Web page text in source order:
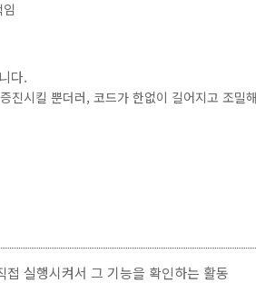
다.
진시킬 뿐더러, 코드가 한없이 길어지고 조밀
실행시켜서 그 기능을 확인하는 활동